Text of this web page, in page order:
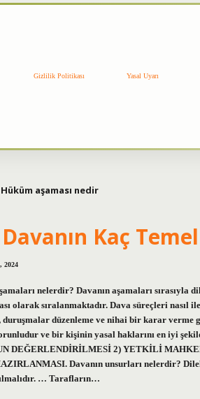
Gizlilik Politikası Yasal Uyarı
Hüküm aşaması nedir
Kaç
2024
nelerdir? Davanın aşamaları sırasıyla
olarak sıralanmaktadır. Dava süreçleri nasıl
duruşmalar düzenleme ve nihai bir karar verme
ve bir kişinin yasal haklarını en iyi
DEĞERLENDİRİLMESİ 2) YETKİLİ
Davanın unsurları nelerdir?
… Tarafların…